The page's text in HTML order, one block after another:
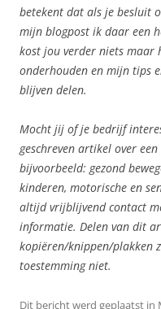
betekent dat als je besluit
mijn blogpost ik daar een
kost jou verder niets maar
onderhouden en mijn tips
blijven delen.
Mocht jij of je bedrijf
geschreven artikel over
bijvoorbeeld: gezond
kinderen, motorische en
altijd vrijblijvend contact
informatie. Delen van dit
kopiëren/knippen/plakken
toestemming niet.
Dit bericht werd geplaatst in